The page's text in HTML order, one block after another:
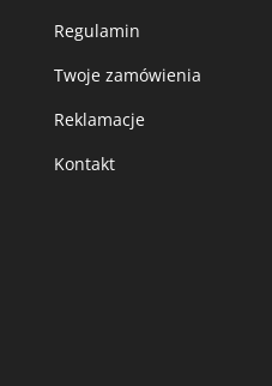
Regulamin
Twoje zamówienia
Reklamacje
Kontakt